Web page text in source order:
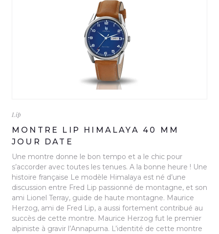
Lip
MONTRE LIP HIMALAYA 40 MM
JOUR DATE
Une montre donne le bon tempo et a le chic pour
s’accorder avec toutes les tenues. A la bonne heure ! Une
histoire française Le modèle Himalaya est né d’une
discussion entre Fred Lip passionné de montagne, et son
ami Lionel Terray, guide de haute montagne. Maurice
Herzog, ami de Fred Lip, a aussi fortement contribué au
succès de cette montre. Maurice Herzog fut le premier
alpiniste à gravir l’Annapurna. L’identité de cette montre